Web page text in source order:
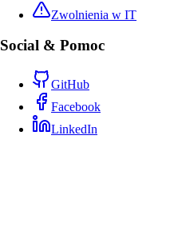
Zwolnienia w IT
Social & Pomoc
GitHub
Facebook
LinkedIn